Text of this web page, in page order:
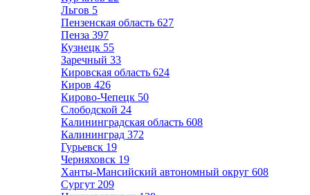
Льгов 5
Пензенская область 627
Пенза 397
Кузнецк 55
Заречный 33
Кировская область 624
Киров 426
Кирово-Чепецк 50
Слободской 24
Калининградская область 608
Калининград 372
Гурьевск 19
Черняховск 19
Ханты-Мансийский автономный округ 608
Сургут 209